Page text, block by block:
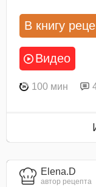
В книгу
Видео
100 мин
Elena.D
автор рецепта